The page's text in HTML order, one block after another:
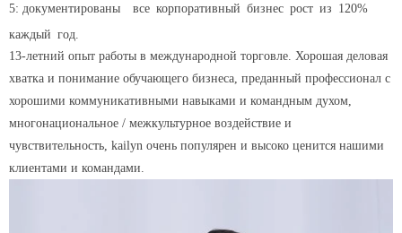
5: документированы
все корпоративный бизнес рост из 120%
каждый год.
13-летний опыт работы в международной торговле. Хорошая деловая
хватка и понимание обучающего бизнеса, преданный профессионал с
хорошими коммуникативными навыками и командным духом,
многонациональное / межкультурное воздействие и
чувствительность, kailyn очень популярен и высоко ценится нашими
клиентами и командами.